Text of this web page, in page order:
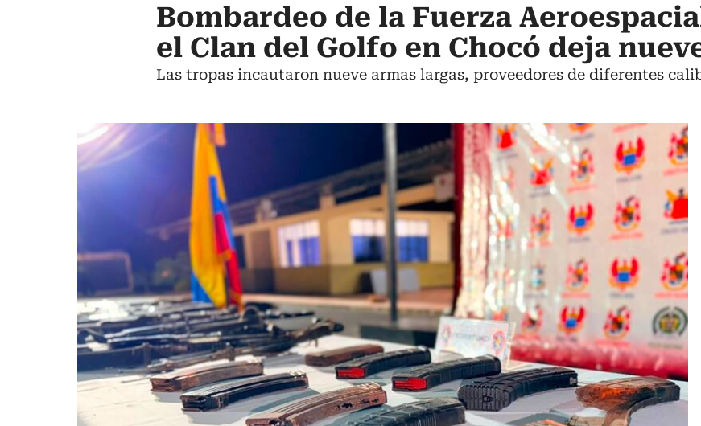
Bombardeo de la Fuerza
el Clan del Golfo en Chocó deja
Las tropas incautaron nueve armas largas, proveedores de diferentes